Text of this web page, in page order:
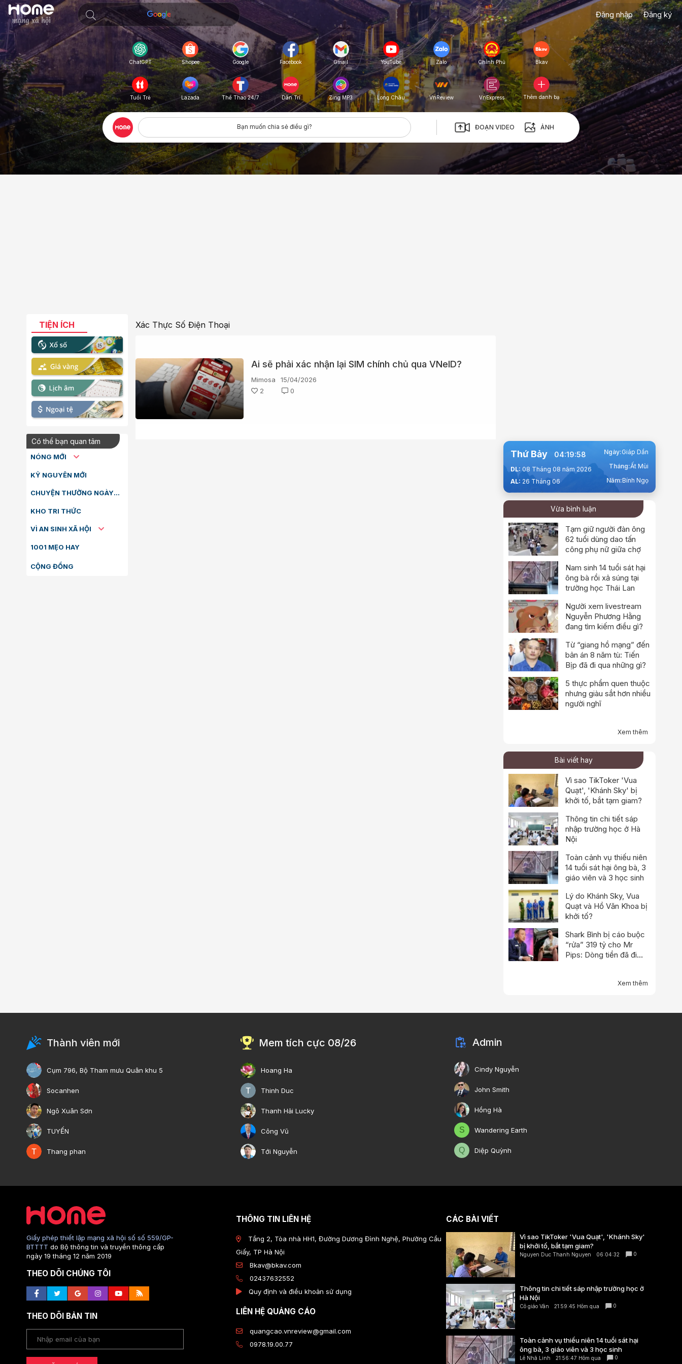
Đăng nhập Đăng ký
ChatGPT Shopee Google Facebook Gmail YouTube Zalo Chính Phủ Bkav
Tuổi Trẻ Lazada Thể Thao 24/7 Dân Trí Zing MP3 Long Châu VnReview VnExpress Thêm danh bạ
Bạn muốn chia sẻ điều gì? ĐOẠN VIDEO ẢNH
TIỆN ÍCH
Có thể bạn quan tâm
NÓNG MỚI
KỶ NGUYÊN MỚI
CHUYỆN THƯỜNG NGÀY
KHO TRI THỨC
VÌ AN SINH XÃ HỘI
1001 MẸO HAY
CỘNG ĐỒNG
Xác Thực Số Điện Thoại
Ai sẽ phải xác nhận lại SIM chính chủ qua VNeID?
Mimosa
15/04/2026
2
0
Thứ Bảy 04:19:59
DL: 08 Tháng 08 năm 2026
AL: 26 Tháng 06
Ngày:Giáp Dần
Tháng:Ất Mùi
Năm:Bính Ngọ
Vừa bình luận
Tạm giữ người đàn ông
62 tuổi dùng dao tấn
công phụ nữ giữa chợ
Nam sinh 14 tuổi sát hại
ông bà rồi xả súng tại
trường học Thái Lan
Người xem livestream
Nguyễn Phương Hằng
đang tìm kiếm điều gì?
Từ “giang hồ mạng” đến
bản án 8 năm tù: Tiến
Bịp đã đi qua những gì?
5 thực phẩm quen thuộc
nhưng giàu sắt hơn nhiều
người nghĩ
Xem thêm
Bài viết hay
Vì sao TikToker 'Vua
Quạt', 'Khánh Sky' bị
khởi tố, bắt tạm giam?
Thông tin chi tiết sáp
nhập trường học ở Hà
Nội
Toàn cảnh vụ thiếu niên
14 tuổi sát hại ông bà, 3
giáo viên và 3 học sinh
Lý do Khánh Sky, Vua
Quạt và Hồ Văn Khoa bị
khởi tố?
Shark Bình bị cáo buộc
“rửa” 319 tỷ cho Mr
Pips: Dòng tiền đã đi
Xem thêm
Thành viên mới
Cụm 796, Bộ Tham mưu Quân khu 5
Socanhen
Ngô Xuân Sơn
TUYẾN
Thang phan
Mem tích cực 08/26
Hoang Ha
Thinh Duc
Thanh Hải Lucky
Công Vũ
Tới Nguyễn
Admin
Cindy Nguyễn
John Smith
Hồng Hà
S Wandering Earth
Q Diệp Quỳnh
Giấy phép thiết lập mạng xã hội số số 559/GP-
BTTTT do Bộ thông tin và truyền thông cấp
ngày 19 tháng 12 năm 2019
THEO DÕI CHÚNG TÔI
THEO DÕI BẢN TIN
THÔNG TIN LIÊN HỆ
Tầng 2, Tòa nhà HH1, Đường Dương Đình Nghệ, Phường Cầu
Giấy, TP Hà Nội
Bkav@bkav.com
02437632552
Quy định và điều khoản sử dụng
LIÊN HỆ QUẢNG CÁO
quangcao.vnreview@gmail.com
0978.19.00.77
CÁC BÀI VIẾT
Vì sao TikToker 'Vua Quạt', 'Khánh Sky'
bị khởi tố, bắt tạm giam?
Nguyen Duc Thanh Nguyen 06:04:32 0
Thông tin chi tiết sáp nhập trường học ở
Hà Nội
Cô giáo Vân 21:59:45 Hôm qua 0
Toàn cảnh vụ thiếu niên 14 tuổi sát hại
ông bà, 3 giáo viên và 3 học sinh
Lê Nhã Linh 21:56:47 Hôm qua 0